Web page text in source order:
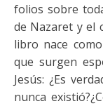
folios sobre
de Nazaret y el
libro nace
que surgen
Jesús: ¿Es
nunca